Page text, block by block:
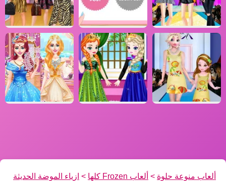
ألعاب منوعة حلوة > ألعاب Frozen كلها > ازياء الموضة الحديثة